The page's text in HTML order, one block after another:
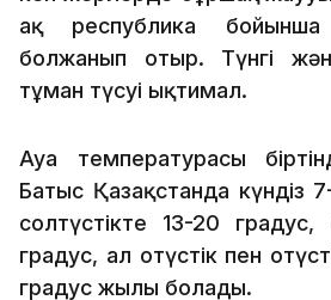
ақ республика бойынша
болжанып отыр. Түнгі
тұман түсуі ықтимал.
Ауа температурасы
Батыс Қазақстанда күндіз
солтүстікте 13-20
градус, ал оңтүстік пен
градус жылы болады.